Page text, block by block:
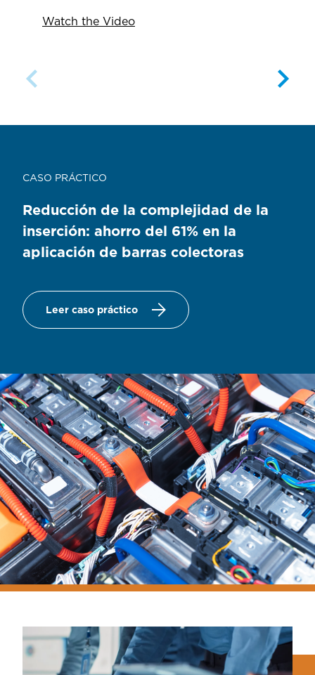
Watch the Video
CASO PRÁCTICO
Reducción de la complejidad de la
inserción: ahorro del 61% en la
aplicación de barras colectoras
Leer caso práctico